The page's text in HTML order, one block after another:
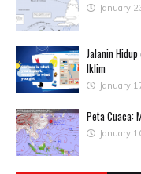
January
Jalanin
Iklim
January
Peta Cuaca:
January